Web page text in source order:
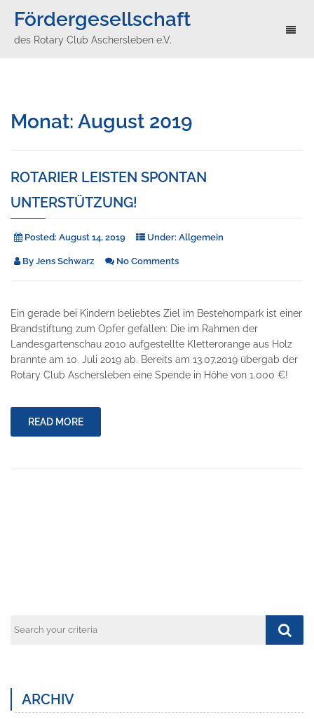
Fördergesellschaft
des Rotary Club Aschersleben e.V.
Monat: August 2019
ROTARIER LEISTEN SPONTAN
UNTERSTÜTZUNG!
Posted: August 14, 2019 Under: Allgemein
By Jens Schwarz No Comments
Ein gerade bei Kindern beliebtes Ziel im Bestehornpark ist einer
Brandstiftung zum Opfer gefallen: Die im Rahmen der
Landesgartenschau 2010 aufgestellte Kletterorange aus Holz
brannte am 10. Juli 2019 ab. Bereits am 13.07.2019 übergab der
Rotary Club Aschersleben eine Spende in Höhe von 1.000 €!
READ MORE
ARCHIV